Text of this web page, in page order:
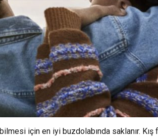
için en iyi buzdolabında saklanır. Kış